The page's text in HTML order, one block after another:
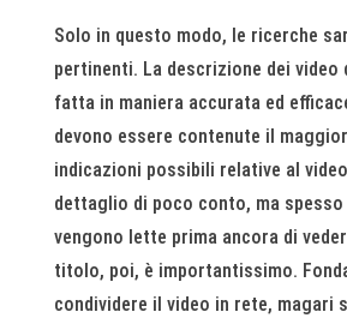
Solo in questo modo, le ricerche
pertinenti. La descrizione dei video
fatta in maniera accurata ed
devono essere contenute il
indicazioni possibili relative al
dettaglio di poco conto, ma
vengono lette prima ancora di
titolo, poi, è importantissimo.
condividere il video in rete, magari